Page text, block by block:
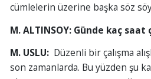
cümlelerin üzerine başka söz
M. ALTINSOY: Günde kaç saat
M. USLU: Düzenli bir çalışma
son zamanlarda. Bu yüzden şu